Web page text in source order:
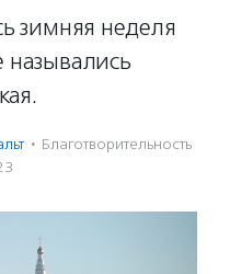
зимняя неделя
· Благотвори­тель­ность